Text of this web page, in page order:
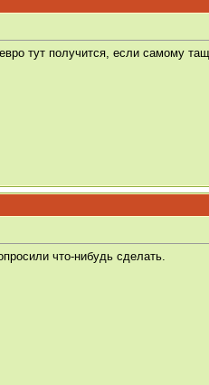
тут получится, если самому
что-нибудь сделать.